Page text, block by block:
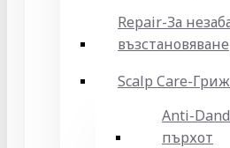
Repair-За
възстановяване
Scalp Care-
Anti-
пърхот